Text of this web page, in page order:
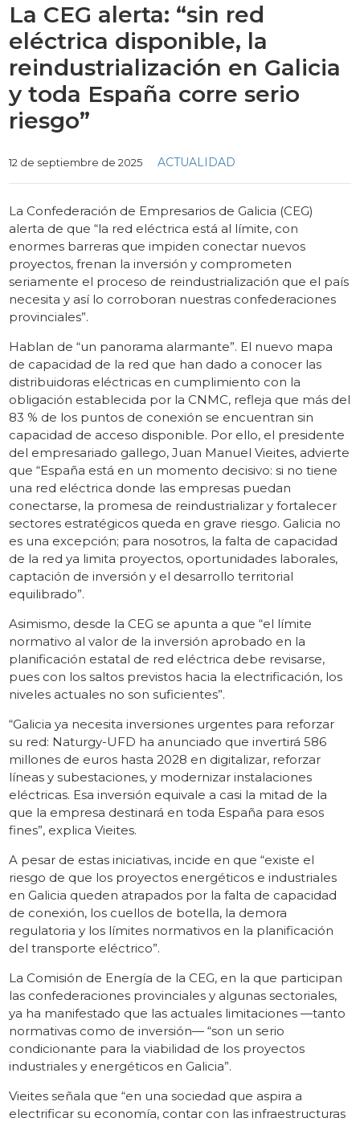
La CEG alerta: “sin red
eléctrica disponible, la
reindustrialización en Galicia
y toda España corre serio
riesgo”
12 de septiembre de 2025 Categories
ACTUALIDAD
La Confederación de Empresarios de Galicia (CEG)
alerta de que “la red eléctrica está al límite, con
enormes barreras que impiden conectar nuevos
proyectos, frenan la inversión y comprometen
seriamente el proceso de reindustrialización que el país
necesita y así lo corroboran nuestras confederaciones
provinciales”.
Hablan de “un panorama alarmante”. El nuevo mapa
de capacidad de la red que han dado a conocer las
distribuidoras eléctricas en cumplimiento con la
obligación establecida por la CNMC, refleja que más del
83 % de los puntos de conexión se encuentran sin
capacidad de acceso disponible. Por ello, el presidente
del empresariado gallego, Juan Manuel Vieites, advierte
que “España está en un momento decisivo: si no tiene
una red eléctrica donde las empresas puedan
conectarse, la promesa de reindustrializar y fortalecer
sectores estratégicos queda en grave riesgo. Galicia no
es una excepción; para nosotros, la falta de capacidad
de la red ya limita proyectos, oportunidades laborales,
captación de inversión y el desarrollo territorial
equilibrado”.
Asimismo, desde la CEG se apunta a que “el límite
normativo al valor de la inversión aprobado en la
planificación estatal de red eléctrica debe revisarse,
pues con los saltos previstos hacia la electrificación, los
niveles actuales no son suficientes”.
“Galicia ya necesita inversiones urgentes para reforzar
su red: Naturgy-UFD ha anunciado que invertirá 586
millones de euros hasta 2028 en digitalizar, reforzar
líneas y subestaciones, y modernizar instalaciones
eléctricas. Esa inversión equivale a casi la mitad de la
que la empresa destinará en toda España para esos
fines”, explica Vieites.
A pesar de estas iniciativas, incide en que “existe el
riesgo de que los proyectos energéticos e industriales
en Galicia queden atrapados por la falta de capacidad
de conexión, los cuellos de botella, la demora
regulatoria y los límites normativos en la planificación
del transporte eléctrico”.
La Comisión de Energía de la CEG, en la que participan
las confederaciones provinciales y algunas sectoriales,
ya ha manifestado que las actuales limitaciones —tanto
normativas como de inversión— “son un serio
condicionante para la viabilidad de los proyectos
industriales y energéticos en Galicia”.
Vieites señala que “en una sociedad que aspira a
electrificar su economía, contar con las infraestructuras